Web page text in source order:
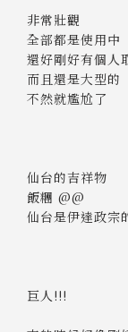
非常壯觀
全部都是使用中
還好剛好有個人
而且還是大型的
不然就尷尬了
仙台的吉祥物
飯糰 @@
仙台是伊達政宗
巨人!!!